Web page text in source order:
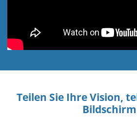
Teilen Sie Ihre Vision,
Bildschirm